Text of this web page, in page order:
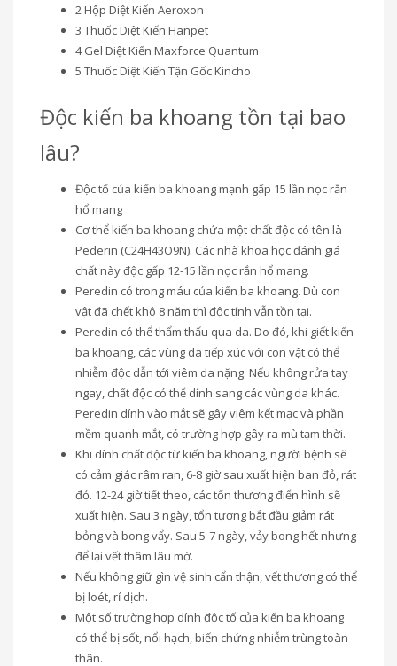
2 Hộp Diệt Kiến Aeroxon
3 Thuốc Diệt Kiến Hanpet
4 Gel Diệt Kiến Maxforce Quantum
5 Thuốc Diệt Kiến Tận Gốc Kincho
Độc kiến ba khoang tồn tại bao
lâu?
Độc tố của kiến ba khoang mạnh gấp 15 lần nọc rắn
hổ mang
Cơ thể kiến ba khoang chứa một chất độc có tên là
Pederin (C24H43O9N). Các nhà khoa học đánh giá
chất này độc gấp 12-15 lần nọc rắn hổ mang.
Peredin có trong máu của kiến ba khoang. Dù con
vật đã chết khô 8 năm thì độc tính vẫn tồn tại.
Peredin có thể thẩm thấu qua da. Do đó, khi giết kiến
ba khoang, các vùng da tiếp xúc với con vật có thể
nhiễm độc dẫn tới viêm da nặng. Nếu không rửa tay
ngay, chất độc có thể dính sang các vùng da khác.
Peredin dính vào mắt sẽ gây viêm kết mạc và phần
mềm quanh mắt, có trường hợp gây ra mù tạm thời.
Khi dính chất độc từ kiến ba khoang, người bệnh sẽ
có cảm giác râm ran, 6-8 giờ sau xuất hiện ban đỏ, rát
đỏ. 12-24 giờ tiết theo, các tổn thương điển hình sẽ
xuất hiện. Sau 3 ngày, tổn tương bắt đầu giảm rát
bỏng và bong vẩy. Sau 5-7 ngày, vảy bong hết nhưng
để lại vết thâm lâu mờ.
Nếu không giữ gìn vệ sinh cẩn thận, vết thương có thể
bị loét, rỉ dịch.
Một số trường hợp dính độc tố của kiến ba khoang
có thể bị sốt, nổi hạch, biến chứng nhiễm trùng toàn
thân.